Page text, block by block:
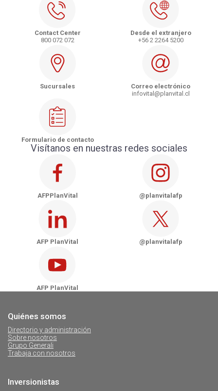
Contact Center
800 072 072
Desde el extranjero
+56 2 2264 5200
Sucursales
Correo electrónico
infovital@planvital.cl
Formulario de contacto
Visítanos en nuestras redes sociales
AFPPlanVital @planvitalafp
AFP PlanVital @planvitalafp
AFP PlanVital
Quiénes somos
Directorio y administración
Sobre nosotros
Grupo Generali
Trabaja con nosotros
Inversionistas